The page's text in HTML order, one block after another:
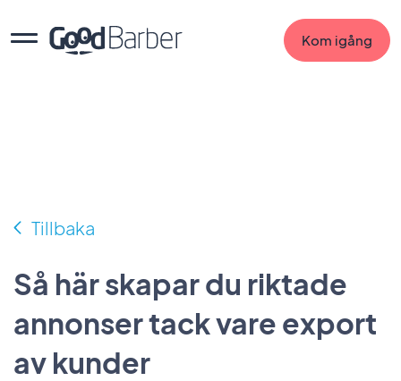
Kom igång
Tillbaka
Så här skapar du riktade
annonser tack vare export
av kunder